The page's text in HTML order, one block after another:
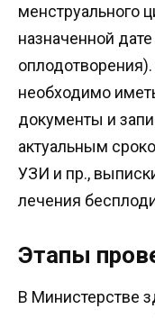
менструального
назначенной
необходимо
документы и
актуальным
УЗИ и пр.,
лечения
Этапы
В Министерстве